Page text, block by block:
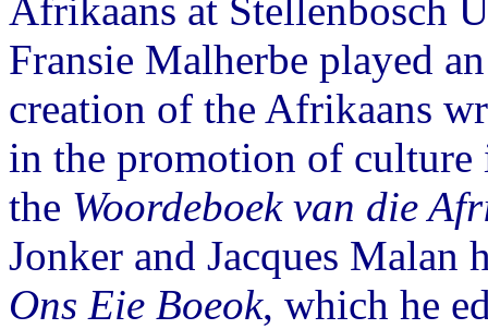
Afrikaans at Stellenbosch
Fransie Malherbe played
creation of the Afrikaans
in the promotion of culture
the Woordeboek van die
Jonker and Jacques
Ons Eie Boeok, which he